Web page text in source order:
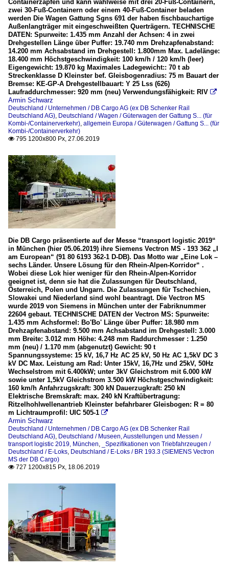
Containerzapfen und kann wahlweise mit drei 20-Fuß-Containern,
zwei 30-Fuß-Containern oder einem 40-Fuß-Container beladen
werden Die Wagen Gattung Sgns 691 der haben fischbauchartige
Außenlangträger mit eingeschweißten Querträgern. TECHNISCHE
DATEN: Spurweite: 1.435 mm Anzahl der Achsen: 4 in zwei
Drehgestellen Länge über Puffer: 19.740 mm Drehzapfenabstand:
14.200 mm Achsabstand im Drehgestell: 1.800mm Max. Ladelänge:
18.400 mm Höchstgeschwindigkeit: 100 km/h / 120 km/h (leer)
Eigengewicht: 19.870 kg Maximales Ladegewicht:: 70 t ab
Streckenklasse D Kleinster bef. Gleisbogenradius: 75 m Bauart der
Bremse: KE-GP-A Drehgestellbauart: Y 25 Lss (626)
Laufraddurchmesser: 920 mm (neu) Verwendungsfähigkeit: RIV 
Armin Schwarz
Deutschland / Unternehmen / DB Cargo AG (ex DB Schenker Rail
Deutschland AG), Deutschland / Wagen / Güterwagen der Gattung S... (für
Kombi-/Containerverkehr), allgemein Europa / Güterwagen / Gattung S... (für
Kombi-/Containerverkehr)
 795 1200x800 Px, 27.06.2019
Die DB Cargo präsentierte auf der Messe “transport logistic 2019“
in München (hier 05.06.2019) ihre Siemens Vectron MS - 193 362 „I
am European“ (91 80 6193 362-1 D-DB). Das Motto war „Eine Lok –
sechs Länder. Unsere Lösung für den Rhein-Alpen-Korridor“ .
Wobei diese Lok hier weniger für den Rhein-Alpen-Korridor
geeignet ist, denn sie hat die Zulassungen für Deutschland,
Österreich, Polen und Ungarn. Die Zulassungen für Tschechien,
Slowakei und Niederland sind wohl beantragt. Die Vectron MS
wurde 2019 von Siemens in München unter der Fabriknummer
22604 gebaut. TECHNISCHE DATEN der Vectron MS: Spurweite:
1.435 mm Achsformel: Bo'Bo' Länge über Puffer: 18.980 mm
Drehzapfenabstand: 9.500 mm Achsabstand im Drehgestell: 3.000
mm Breite: 3.012 mm Höhe: 4.248 mm Raddurchmesser : 1.250
mm (neu) / 1.170 mm (abgenutzt) Gewicht: 90 t
Spannungssysteme: 15 kV, 16,7 Hz AC 25 kV, 50 Hz AC 1,5kV DC 3
kV DC Max. Leistung am Rad: Unter 15kV, 16,7Hz und 25kV, 50Hz
Wechselstrom mit 6.400kW; unter 3kV Gleichstrom mit 6.000 kW
sowie unter 1,5kV Gleichstrom 3.500 kW Höchstgeschwindigkeit:
160 km/h Anfahrzugskraft: 300 kN Dauerzugkraft: 250 kN
Elektrische Bremskraft: max. 240 kN Kraftübertragung:
Ritzelhohlwellenantrieb Kleinster befahrbarer Gleisbogen: R = 80
m Lichtraumprofil: UIC 505-1 
Armin Schwarz
Deutschland / Unternehmen / DB Cargo AG (ex DB Schenker Rail
Deutschland AG), Deutschland / Museen, Ausstellungen und Messen /
transport logistic 2019, München,
_Spezifikationen von Triebfahrzeugen /
Deutschland / E-Loks, Deutschland / E-Loks / BR 193.3 (SIEMENS Vectron
MS der DB Cargo)
 727 1200x815 Px, 18.06.2019